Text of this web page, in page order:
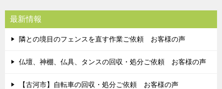
最新情報
隣との境目のフェンスを直す作業ご依頼 お客様の声
仏壇、神棚、仏具、タンスの回収・処分ご依頼 お客様の声
【古河市】自転車の回収・処分ご依頼 お客様の声